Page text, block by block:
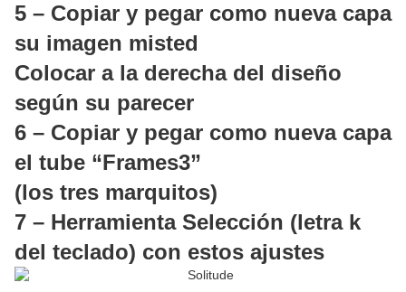
5 – Copiar y pegar como nueva capa
su imagen misted
Colocar a la derecha del diseño
según su parecer
6 – Copiar y pegar como nueva capa
el tube “Frames3”
(los tres marquitos)
7 – Herramienta Selección (letra k
del teclado) con estos ajustes